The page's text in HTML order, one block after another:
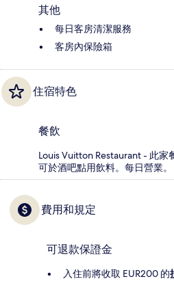
其他
每日客房清潔服務
客房內保險箱
住宿特色
餐飲
Louis Vuitton Restaurant - 此
可於酒吧點用飲料。每日營業。
費用和規定
可退款保證金
入住前將收取 EUR200 的